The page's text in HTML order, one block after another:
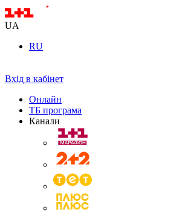
UA
RU
Вхід в кабінет
Онлайн
ТБ програма
Канали